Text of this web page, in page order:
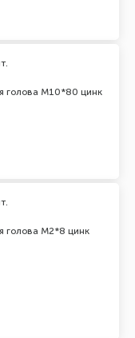
голова М10*80 цинк
голова М2*8 цинк